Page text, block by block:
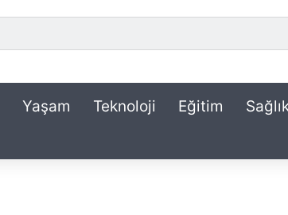
Yaşam Teknoloji Eğitim